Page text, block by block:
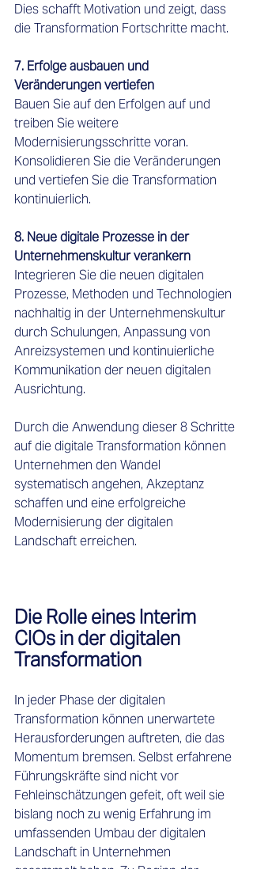
Dies schafft Motivation und zeigt, dass
die Transformation Fortschritte macht.
7. Erfolge ausbauen und
Veränderungen vertiefen
Bauen Sie auf den Erfolgen auf und
treiben Sie weitere
Modernisierungsschritte voran.
Konsolidieren Sie die Veränderungen
und vertiefen Sie die Transformation
kontinuierlich.
8. Neue digitale Prozesse in der
Unternehmenskultur verankern
Integrieren Sie die neuen digitalen
Prozesse, Methoden und Technologien
nachhaltig in der Unternehmenskultur
durch Schulungen, Anpassung von
Anreizsystemen und kontinuierliche
Kommunikation der neuen digitalen
Ausrichtung.
Durch die Anwendung dieser 8 Schritte
auf die digitale Transformation können
Unternehmen den Wandel
systematisch angehen, Akzeptanz
schaffen und eine erfolgreiche
Modernisierung der digitalen
Landschaft erreichen.
Die Rolle eines Interim
CIOs in der digitalen
Transformation
In jeder Phase der digitalen
Transformation können unerwartete
Herausforderungen auftreten, die das
Momentum bremsen. Selbst erfahrene
Führungskräfte sind nicht vor
Fehleinschätzungen gefeit, oft weil sie
bislang noch zu wenig Erfahrung im
umfassenden Umbau der digitalen
Landschaft in Unternehmen